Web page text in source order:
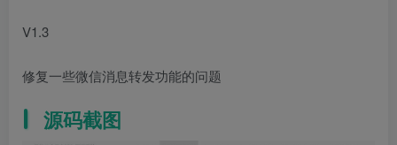
V1.3
修复一些微信消息转发功能的问题
源码截图